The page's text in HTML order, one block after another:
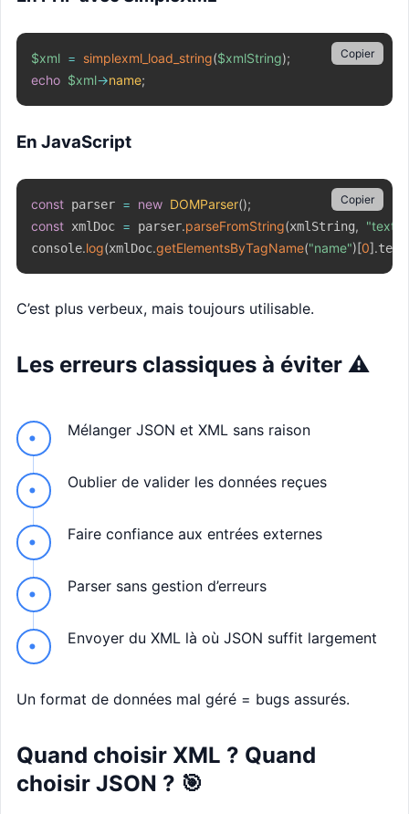
$xml = simplexml_load_string($xmlString);
echo $xml->name;
Copier
En JavaScript
const parser = new DOMParser();
const xmlDoc = parser.parseFromString(xmlString, "text/
console.log(xmlDoc.getElementsByTagName("name")[0].
Copier
C’est plus verbeux, mais toujours utilisable.
Les erreurs classiques à éviter ⚠️
Mélanger JSON et XML sans raison
Oublier de valider les données reçues
Faire confiance aux entrées externes
Parser sans gestion d’erreurs
Envoyer du XML là où JSON suffit largement
Un format de données mal géré = bugs assurés.
Quand choisir XML ? Quand
choisir JSON ? 🎯